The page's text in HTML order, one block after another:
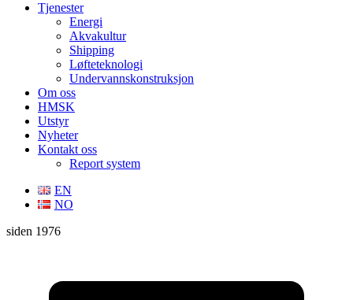
Tjenester
Energi
Akvakultur
Shipping
Løfteteknologi
Undervanns­konstruksjon
Om oss
HMSK
Utstyr
Nyheter
Kontakt oss
Report system
EN
NO
siden 1976